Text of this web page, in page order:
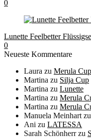
0
Lunette Feelbetter
0
Neueste Kommentare
Laura zu Merula Cup
Martina zu Silja Cup
Martina zu Lunette
Martina zu Merula
Martina zu Merula
Manuela Meinhart zu
Ani zu LATESSA
Sarah Schönherrzu